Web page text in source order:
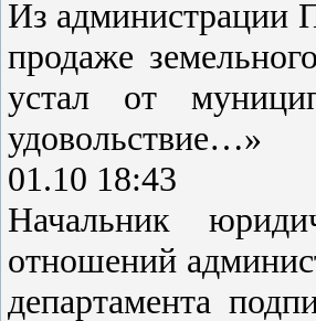
Из администрации
продаже
устал от
удовольствие…»
01.10 18:43
Начальник
отношений
департамента